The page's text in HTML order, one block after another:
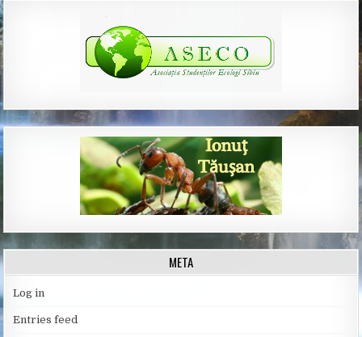
META
Log in
Entries feed